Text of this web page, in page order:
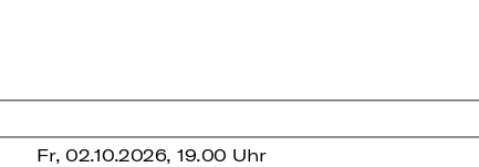
Fr, 02.10.2026, 19.00 Uhr